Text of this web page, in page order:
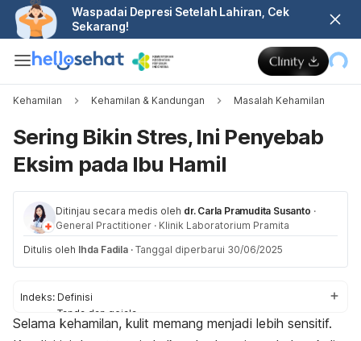
Waspadai Depresi Setelah Lahiran, Cek
Sekarang!
Kehamilan Kehamilan & Kandungan Masalah Kehamilan
Sering Bikin Stres, Ini Penyebab
Eksim pada Ibu Hamil
Ditinjau secara medis oleh dr. Carla Pramudita Susanto ·
General Practitioner · Klinik Laboratorium Pramita
Ditulis oleh Ihda Fadila · Tanggal diperbarui 30/06/2025
Indeks: Definisi
Tanda dan gejala
Penyebab
Selama kehamilan, kulit memang menjadi lebih sensitif.